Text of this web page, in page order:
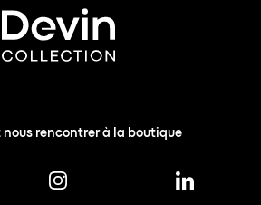
nous rencontrer à la boutique